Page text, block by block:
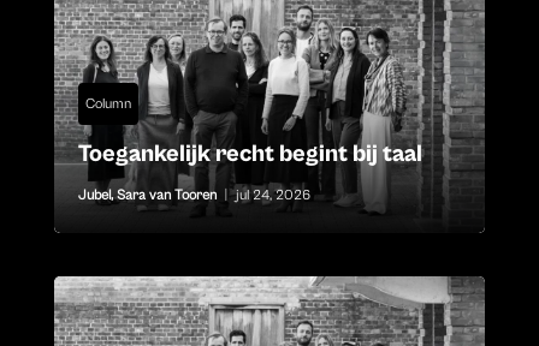
Column
Toegankelijk recht begint bij taal
Jubel, Sara van Tooren | jul 24, 2026